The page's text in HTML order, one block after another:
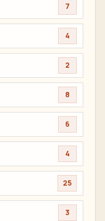
7
4
2
8
6
4
25
3